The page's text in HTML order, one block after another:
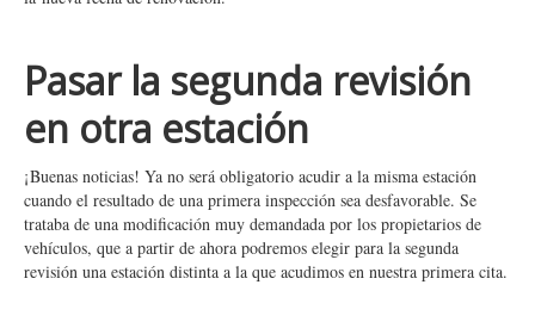
Pasar la segunda revisión
en otra estación
¡Buenas noticias! Ya no será obligatorio acudir a la misma estación
cuando el resultado de una primera inspección sea desfavorable. Se
trataba de una modificación muy demandada por los propietarios de
vehículos, que a partir de ahora podremos elegir para la segunda
revisión una estación distinta a la que acudimos en nuestra primera cita.